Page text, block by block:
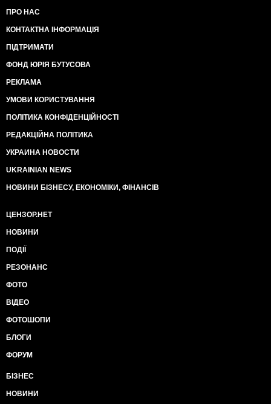
ПРО НАС
КОНТАКТНА ІНФОРМАЦІЯ
ПІДТРИМАТИ
ФОНД ЮРІЯ БУТУСОВА
РЕКЛАМА
УМОВИ КОРИСТУВАННЯ
ПОЛІТИКА КОНФІДЕНЦІЙНОСТІ
РЕДАКЦІЙНА ПОЛІТИКА
УКРАИНА НОВОСТИ
UKRAINIAN NEWS
НОВИНИ БІЗНЕСУ, ЕКОНОМІКИ, ФІНАНСІВ
ЦЕНЗОР.НЕТ
НОВИНИ
ПОДІЇ
РЕЗОНАНС
ФОТО
ВІДЕО
ФОТОШОПИ
БЛОГИ
ФОРУМ
БІЗНЕС
НОВИНИ